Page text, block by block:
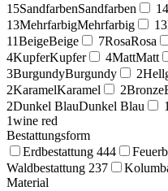
15SandfarbenSandfarben 14
13MehrfarbigMehrfarbig 13
11BeigeBeige 7RosaRosa
4KupferKupfer 4MattMatt
3BurgundyBurgundy 2
2KaramelKaramel 2Bronze
2Dunkel BlauDunkel Blau 1
1wine red
Bestattungsform
Erdbestattung 444
Waldbestattung 237
Material